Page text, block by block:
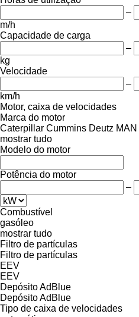
–
m/h
Capacidade de carga
–
kg
Velocidade
–
km/h
Motor, caixa de velocidades
Marca do motor
Caterpillar Cummins Deutz MAN
mostrar tudo
Modelo do motor
Potência do motor
–
Combustível
gasóleo
mostrar tudo
Filtro de partículas
Filtro de partículas
EEV
EEV
Depósito AdBlue
Depósito AdBlue
Tipo de caixa de velocidades